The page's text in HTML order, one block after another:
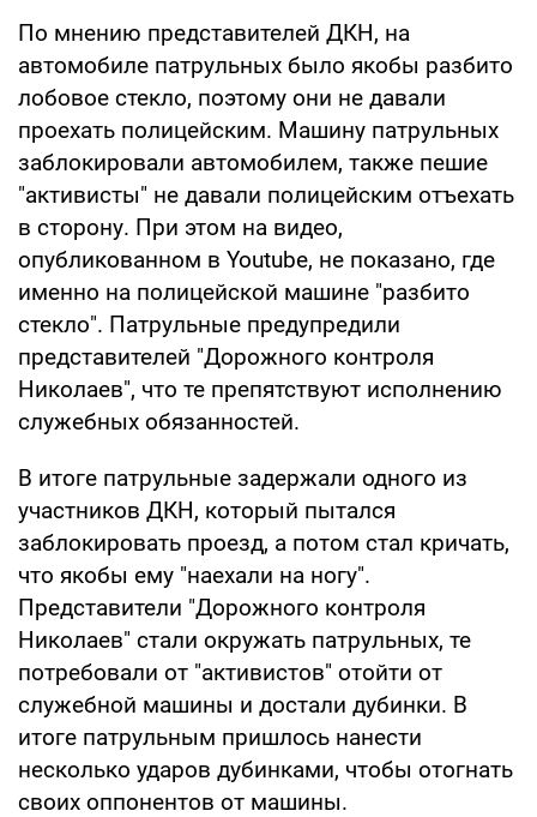
По мнению представителей ДКН, на
автомобиле патрульных было якобы разбито
лобовое стекло, поэтому они не давали
проехать полицейским. Машину патрульных
заблокировали автомобилем, также пешие
"активисты" не давали полицейским отъехать
в сторону. При этом на видео,
опубликованном в Youtube, не показано, где
именно на полицейской машине "разбито
стекло". Патрульные предупредили
представителей "Дорожного контроля
Николаев", что те препятствуют исполнению
служебных обязанностей.
В итоге патрульные задержали одного из
участников ДКН, который пытался
заблокировать проезд, а потом стал кричать,
что якобы ему "наехали на ногу".
Представители "Дорожного контроля
Николаев" стали окружать патрульных, те
потребовали от "активистов" отойти от
служебной машины и достали дубинки. В
итоге патрульным пришлось нанести
несколько ударов дубинками, чтобы отогнать
своих оппонентов от машины.